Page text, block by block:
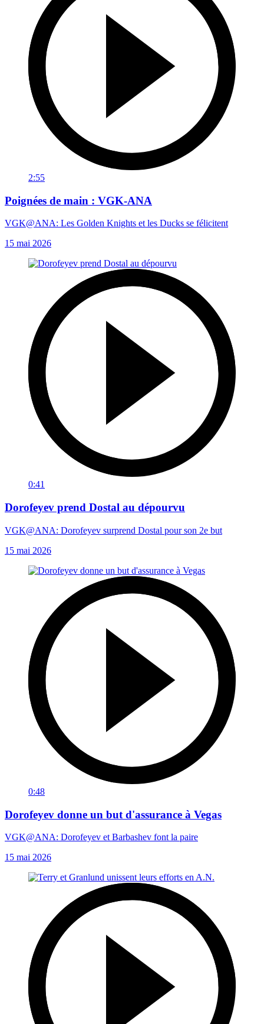
2:55
Poignées de main : VGK-ANA
VGK@ANA: Les Golden Knights et les Ducks se félicitent
15 mai 2026
0:41
Dorofeyev prend Dostal au dépourvu
VGK@ANA: Dorofeyev surprend Dostal pour son 2e but
15 mai 2026
0:48
Dorofeyev donne un but d'assurance à Vegas
VGK@ANA: Dorofeyev et Barbashev font la paire
15 mai 2026